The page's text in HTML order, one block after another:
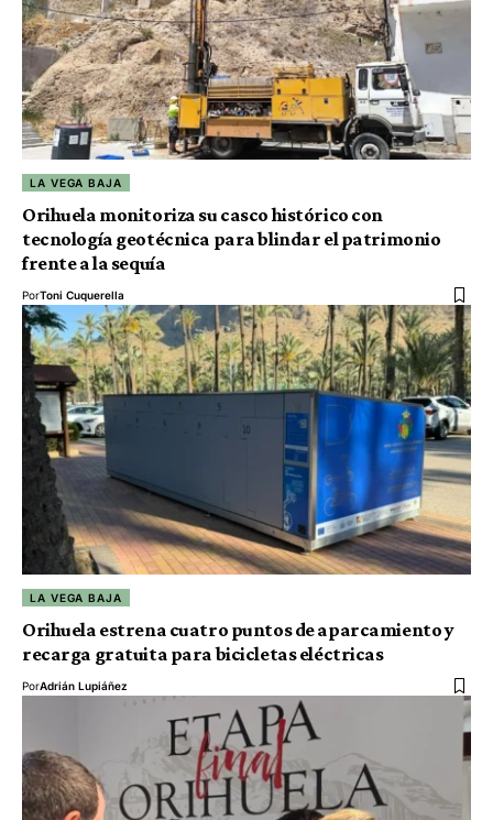
LA VEGA BAJA
Orihuela monitoriza su casco histórico con
tecnología geotécnica para blindar el patrimonio
frente a la sequía
PorToni Cuquerella
LA VEGA BAJA
Orihuela estrena cuatro puntos de aparcamiento y
recarga gratuita para bicicletas eléctricas
PorAdrián Lupiáñez